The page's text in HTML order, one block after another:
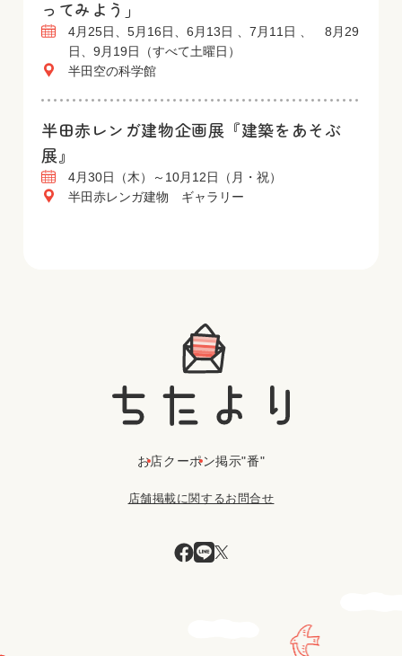
ってみよう」
4月25日、5月16日、6月13日 、7月11日 、 8月29
日、9月19日（すべて土曜日）
半田空の科学館
半田赤レンガ建物企画展『建築をあそぶ
展』
4月30日（木）～10月12日（月・祝）
半田赤レンガ建物 ギャラリー
お店クーポン掲示"番"
店舗掲載に関するお問合せ